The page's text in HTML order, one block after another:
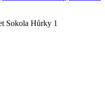
Sokola Hůrky 1